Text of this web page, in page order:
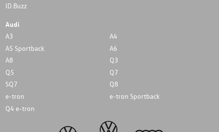
ID.Buzz
Audi
A3
A4
A5 Sportback
A6
A8
Q3
Q5
Q7
SQ7
Q8
e-tron
e-tron Sportback
Q4 e-tron